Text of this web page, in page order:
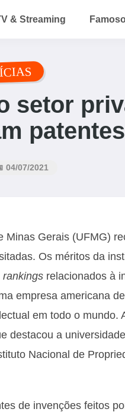
& Streaming
setor
04/07/2021
Minas Gerais (UFMG)
Os méritos da
rankings relacionados à
empresa americana
em todo o mundo.
destacou a
Nacional de
de invenções feitos